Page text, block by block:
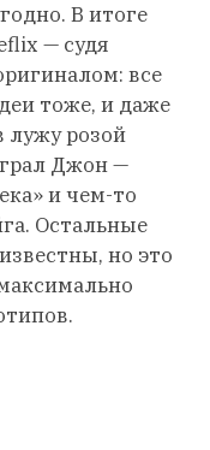
В итоге
— судя
все
тоже, и даже
лужу розой
Джон —
и чем-то
Остальные
но это